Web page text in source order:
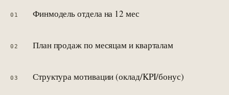
01 Финмодель отдела на 12 мес
02 План продаж по месяцам и кварталам
03 Структура мотивации (оклад/KPI/бонус)